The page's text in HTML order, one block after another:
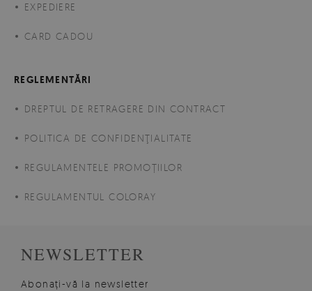
EXPEDIERE
CARD CADOU
REGLEMENTĂRI
DREPTUL DE RETRAGERE DIN CONTRACT
POLITICA DE CONFIDENŢIALITATE
REGULAMENTELE PROMOȚIILOR
REGULAMENTUL COLORAY
NEWSLETTER
Abonați-vă la newsletter